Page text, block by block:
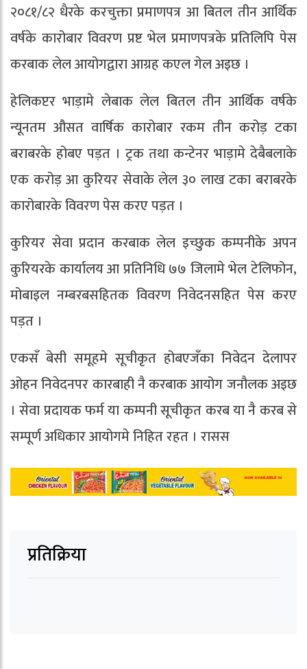
२०८१/८२ धैरके करचुक्ता प्रमाणपत्र आ बितल तीन आर्थिक
वर्षके कारोबार विवरण प्रष्ट भेल प्रमाणपत्रके प्रतिलिपि पेस
करबाक लेल आयोगद्वारा आग्रह कएल गेल अइछ ।
हेलिकप्टर भाड़ामे लेबाक लेल बितल तीन आर्थिक वर्षके
न्यूनतम औसत वार्षिक कारोबार रकम तीन करोड़ टका
बराबरके होबए पड़त । ट्रक तथा कन्टेनर भाड़ामे देबैबलाके
एक करोड़ आ कुरियर सेवाके लेल ३० लाख टका बराबरके
कारोबारके विवरण पेस करए पड़त ।
कुरियर सेवा प्रदान करबाक लेल इच्छुक कम्पनीके अपन
कुरियरके कार्यालय आ प्रतिनिधि ७७ जिलामे भेल टेलिफोन,
मोबाइल नम्बरबसहितक विवरण निवेदनसहित पेस करए
पड़त ।
एकसँ बेसी समूहमे सूचीकृत होबएजँका निवेदन देलापर
ओहन निवेदनपर कारबाही नै करबाक आयोग जनौलक अइछ
। सेवा प्रदायक फर्म या कम्पनी सूचीकृत करब या नै करब से
सम्पूर्ण अधिकार आयोगमे निहित रहत । रासस
प्रतिक्रिया